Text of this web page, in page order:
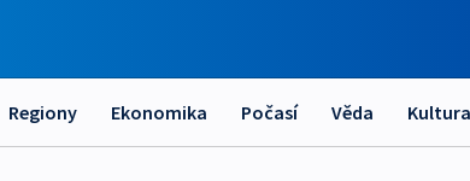
Regiony Ekonomika Počasí Věda Kultura